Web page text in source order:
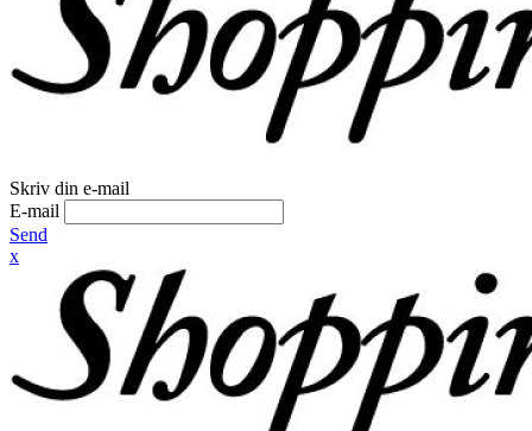
Skriv din e-mail
E-mail
Send
x